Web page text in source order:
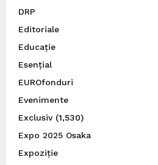
DRP
Editoriale
Educație
Esențial
EUROfonduri
Evenimente
Exclusiv(1,530)
Expo 2025 Osaka
Expoziție